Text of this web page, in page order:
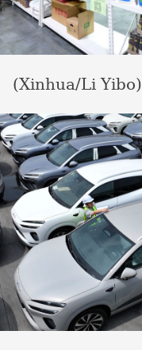
(Xinhua/Li Yibo)